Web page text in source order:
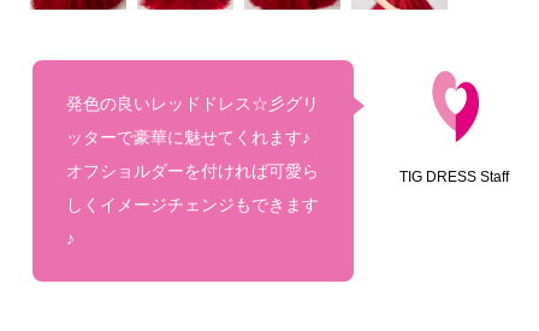
TIG DRESS Staff
発色の良いレッドドレス☆彡グリ
ッターで豪華に魅せてくれます♪
オフショルダーを付ければ可愛ら
しくイメージチェンジもできます
♪